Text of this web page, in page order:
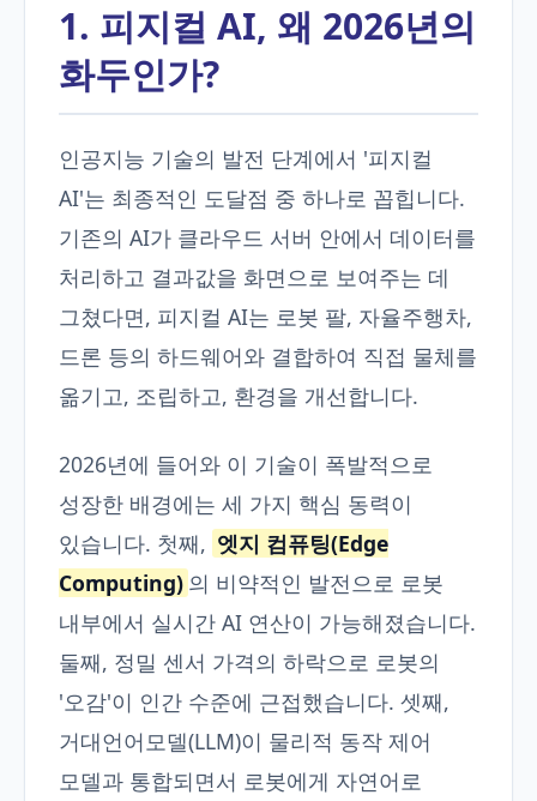
1. 피지컬 AI, 왜 2026년의
화두인가?
인공지능 기술의 발전 단계에서 '피지컬
AI'는 최종적인 도달점 중 하나로 꼽힙니다.
기존의 AI가 클라우드 서버 안에서 데이터를
처리하고 결과값을 화면으로 보여주는 데
그쳤다면, 피지컬 AI는 로봇 팔, 자율주행차,
드론 등의 하드웨어와 결합하여 직접 물체를
옮기고, 조립하고, 환경을 개선합니다.
2026년에 들어와 이 기술이 폭발적으로
성장한 배경에는 세 가지 핵심 동력이
있습니다. 첫째, 엣지 컴퓨팅(Edge
Computing) 의 비약적인 발전으로 로봇
내부에서 실시간 AI 연산이 가능해졌습니다.
둘째, 정밀 센서 가격의 하락으로 로봇의
'오감'이 인간 수준에 근접했습니다. 셋째,
거대언어모델(LLM)이 물리적 동작 제어
모델과 통합되면서 로봇에게 자연어로